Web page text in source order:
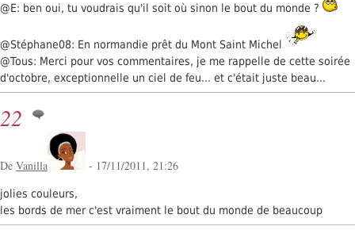
@E: ben oui, tu voudrais qu'il soit où sinon le bout du monde ?
@Stéphane08: En normandie prêt du Mont Saint Michel
@Tous: Merci pour vos commentaires, je me rappelle de cette soirée
d'octobre, exceptionnelle un ciel de feu... et c'était juste beau...
22
De Vanilla - 17/11/2011, 21:26
jolies couleurs,
les bords de mer c'est vraiment le bout du monde de beaucoup